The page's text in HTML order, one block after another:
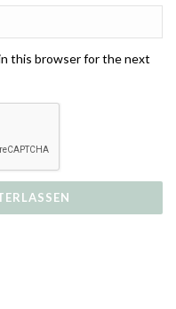
this browser for the next